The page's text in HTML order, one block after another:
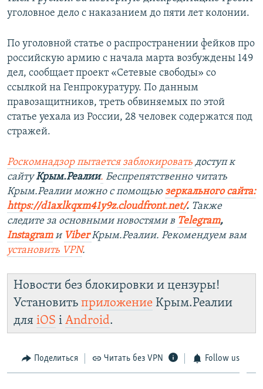
уголовное дело с наказанием до пяти лет колонии.
По уголовной статье о распространении фейков про
российскую армию с начала марта возбуждены 149
дел, сообщает проект «Сетевые свободы» со
ссылкой на Генпрокуратуру. По данным
правозащитников, треть обвиняемых по этой
статье уехала из России, 28 человек содержатся под
стражей.
Роскомнадзор пытается заблокировать доступ к
сайтуКрым.Реалии. Беспрепятственно читать
Крым.Реалии можно с помощью зеркального сайта:
https://d1axlkqxm41y9z.cloudfront.net/. ​ Также
следите за основными новостями в Telegram,
Instagram и ViberКрым.Реалии. Рекомендуем вам
установить VPN.
Новости без блокировки и цензуры!
Установить приложение Крым.Реалии
для iOS і Android.
Поделиться Читать без VPN Follow us